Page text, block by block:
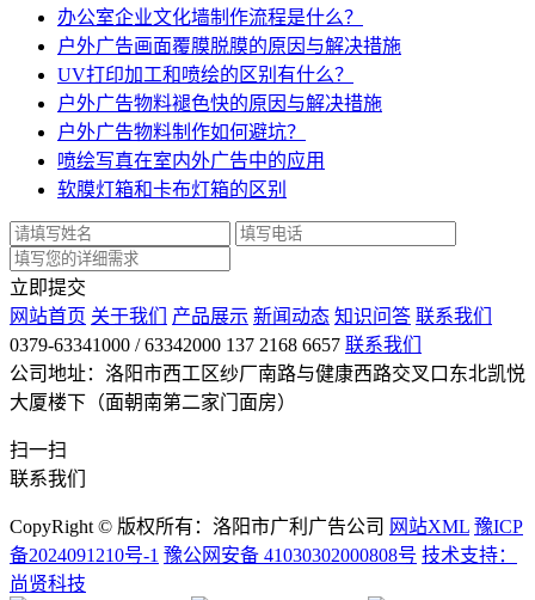
办公室企业文化墙制作流程是什么？
户外广告画面覆膜脱膜的原因与解决措施
UV打印加工和喷绘的区别有什么？
户外广告物料褪色快的原因与解决措施
户外广告物料制作如何避坑？
喷绘写真在室内外广告中的应用
软膜灯箱和卡布灯箱的区别
立即提交
网站首页 关于我们 产品展示 新闻动态 知识问答 联系我们
0379-63341000 / 63342000 137 2168 6657 联系我们
公司地址：洛阳市西工区纱厂南路与健康西路交叉口东北凯悦
大厦楼下（面朝南第二家门面房）
扫一扫
联系我们
CopyRight © 版权所有：洛阳市广利广告公司 网站XML 豫ICP
备2024091210号-1 豫公网安备 41030302000808号 技术支持：
尚贤科技